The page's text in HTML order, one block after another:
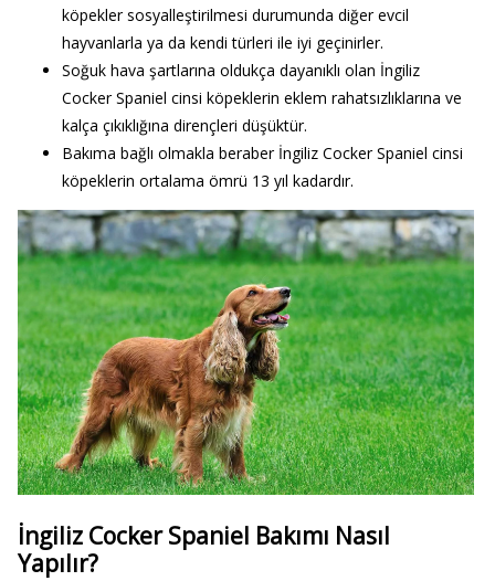
köpekler sosyalleştirilmesi durumunda diğer evcil
hayvanlarla ya da kendi türleri ile iyi geçinirler.
Soğuk hava şartlarına oldukça dayanıklı olan İngiliz
Cocker Spaniel cinsi köpeklerin eklem rahatsızlıklarına ve
kalça çıkıklığına dirençleri düşüktür.
Bakıma bağlı olmakla beraber İngiliz Cocker Spaniel cinsi
köpeklerin ortalama ömrü 13 yıl kadardır.
İngiliz Cocker Spaniel Bakımı Nasıl
Yapılır?